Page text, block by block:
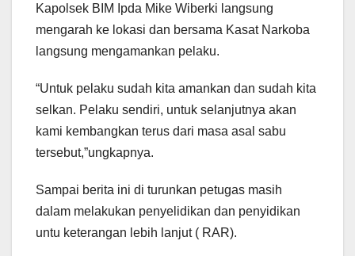
Kapolsek BIM Ipda Mike Wiberki langsung
mengarah ke lokasi dan bersama Kasat Narkoba
langsung mengamankan pelaku.
“Untuk pelaku sudah kita amankan dan sudah kita
selkan. Pelaku sendiri, untuk selanjutnya akan
kami kembangkan terus dari masa asal sabu
tersebut,”ungkapnya.
Sampai berita ini di turunkan petugas masih
dalam melakukan penyelidikan dan penyidikan
untu keterangan lebih lanjut ( RAR).